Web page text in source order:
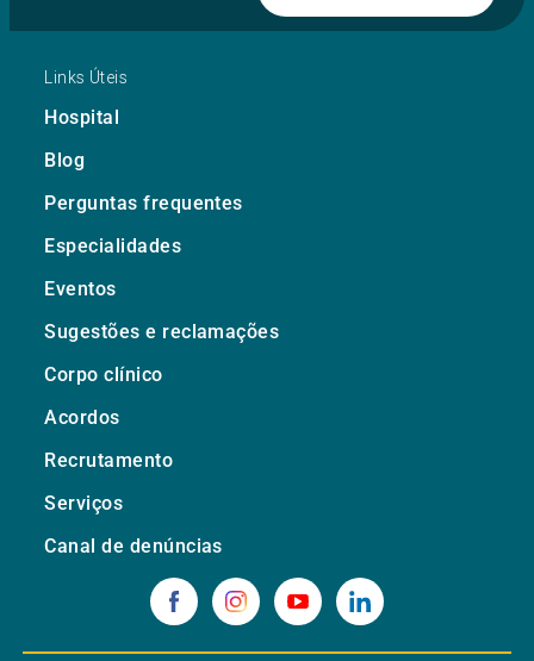
Links Úteis
Hospital
Blog
Perguntas frequentes
Especialidades
Eventos
Sugestões e reclamações
Corpo clínico
Acordos
Recrutamento
Serviços
Canal de denúncias